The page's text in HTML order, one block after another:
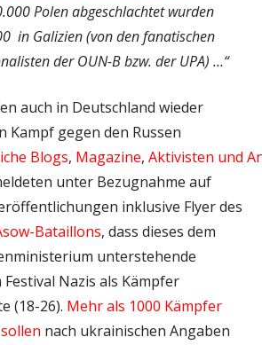
Polen abgeschlachtet wurden
in Galizien (von den fanatischen
der OUN-B bzw. der UPA) …“
auch in Deutschland wieder
Kampf gegen den Russen
Blogs, Magazine, Aktivisten und
unter Bezugnahme auf
inklusive Flyer des
Bataillons, dass dieses dem
unterstehende
Nazis als Kämpfer
(18-26). Mehr als 1000 Kämpfer
sollen nach ukrainischen Angaben